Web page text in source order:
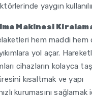
yaygın
Makinesi
hem maddi hem
yol açar.
cihazların kolayca
kısaltmak ve yapı
kurumasını sağlamak